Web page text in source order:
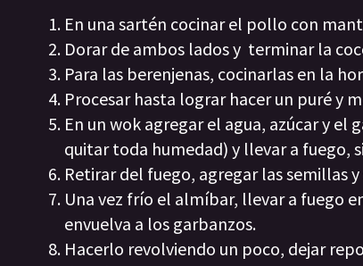
En una sartén cocinar el pollo con
Dorar de ambos lados y terminar la
Para las berenjenas, cocinarlas en la
Procesar hasta lograr hacer un puré y
En un wok agregar el agua, azúcar y
quitar toda humedad) y llevar a fuego,
Retirar del fuego, agregar las semillas
Una vez frío el almíbar, llevar a fuego
envuelva a los garbanzos.
Hacerlo revolviendo un poco, dejar